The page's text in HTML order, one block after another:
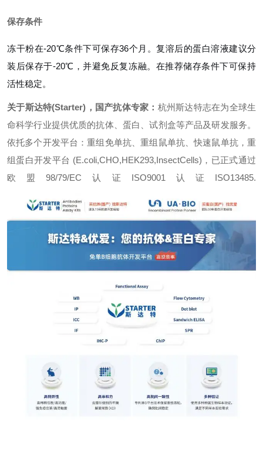
保存条件
冻干粉在-20℃条件下可保存36个月。复溶后的蛋白溶液建议分
装后保存于-20℃，并避免反复冻融。在推荐储存条件下可保持
活性稳定。
关于斯达特(Starter)，国产抗体专家： 杭州斯达特志在为全球生
命科学行业提供优质的抗体、蛋白、试剂盒等产品及研发服务。
依托多个开发平台：重组免单抗、重组鼠单抗、快速鼠单抗，重
组蛋白开发平台 (E.coli,CHO,HEK293,InsectCells)，已正式通过
欧盟98/79/EC认证ISO9001认证ISO13485.